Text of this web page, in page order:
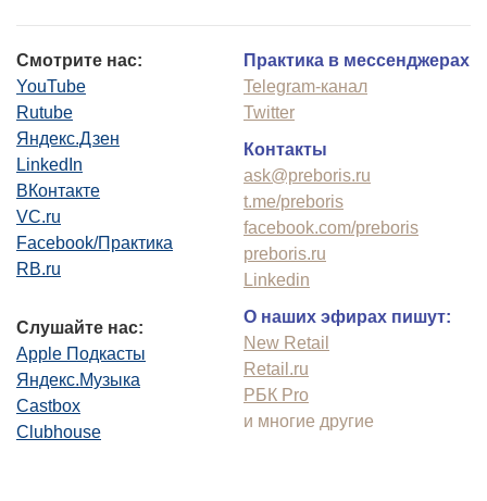
Смотрите нас:
YouTube
Rutube
Яндекс.Дзен
LinkedIn
ВКонтакте
VC.ru
Facebook/Практика
RB.ru
Слушайте нас:
Apple Подкасты
Яндекс.Музыка
Castbox
Clubhouse
Практика в мессенджерах
Telegram-канал
Twitter
Контакты
ask@preboris.ru
t.me/preboris
facebook.com/preboris
preboris.ru
Linkedin
О наших эфирах пишут:
New Retail
Retail.ru
РБК Pro
и многие другие